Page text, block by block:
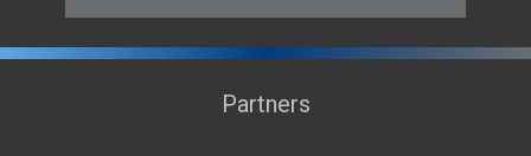
Partners